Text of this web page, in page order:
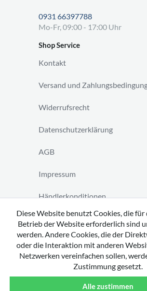
0931 66397788
Mo-Fr, 09:00 - 17:00 Uhr
Shop Service
Kontakt
Versand und
Widerrufsrecht
Datenschutzerklärung
AGB
Impressum
Händlerkonditionen
Vertrag widerrufen
Diese Website benutzt Cookies, die für
Betrieb der Website erforderlich sind
werden. Andere Cookies, die der
oder die Interaktion mit anderen
Netzwerken vereinfachen sollen,
Zustimmung gesetzt.